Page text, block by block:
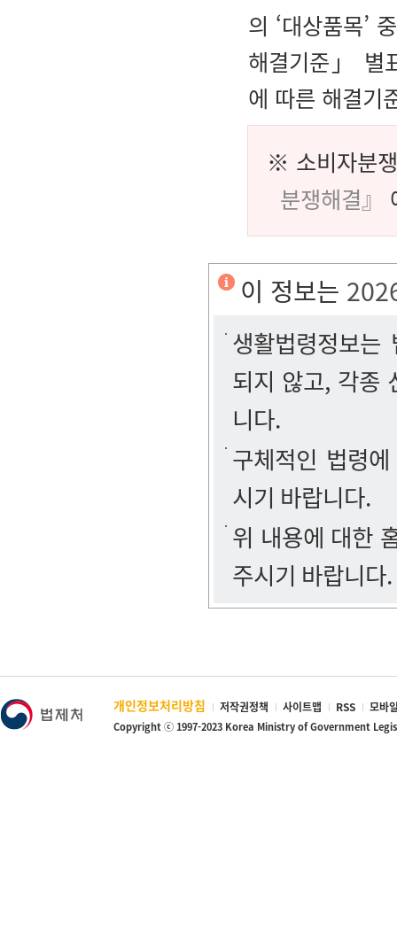
의 ‘대상품목’
해결기준」 별
에 따른 해결기
※ 소비자분
분쟁해결』
이 정보는
생활법령정보
되지 않고, 각종
니다.
구체적인 법령
시기 바랍니다.
위 내용에 대한
주시기 바랍니다.
개인정보처리방침 저작권정책 사이트맵 RSS 모바
Copyright ⓒ 1997-2023 Korea Ministry of Government